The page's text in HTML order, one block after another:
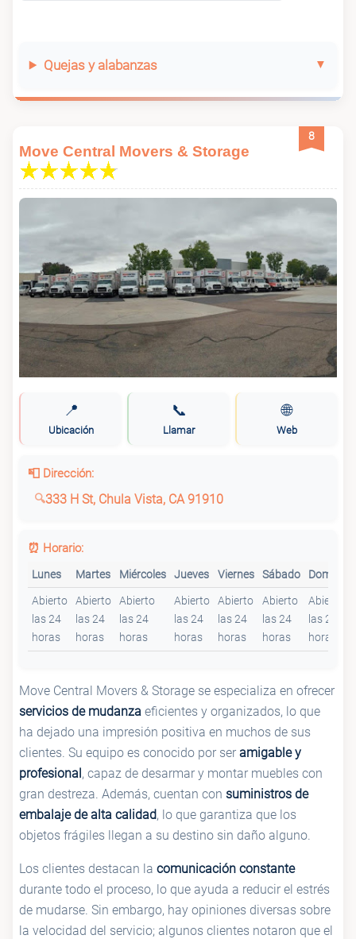
Quejas y alabanzas
8
Move Central Movers & Storage
📍
Ubicación
📞
Llamar
🌐
Web
📮 Dirección:
333 H St, Chula Vista, CA 91910
⏰ Horario:
Lunes Martes Miércoles Jueves Viernes Sábado Domingo
Abierto
las 24
horas
Abierto
las 24
horas
Abierto
las 24
horas
Abierto
las 24
horas
Abierto
las 24
horas
Abierto
las 24
horas
Abierto
las 24
horas
Move Central Movers & Storage se especializa en ofrecer
servicios de mudanza eficientes y organizados, lo que
ha dejado una impresión positiva en muchos de sus
clientes. Su equipo es conocido por ser amigable y
profesional, capaz de desarmar y montar muebles con
gran destreza. Además, cuentan con suministros de
embalaje de alta calidad, lo que garantiza que los
objetos frágiles llegan a su destino sin daño alguno.
Los clientes destacan la comunicación constante
durante todo el proceso, lo que ayuda a reducir el estrés
de mudarse. Sin embargo, hay opiniones diversas sobre
la velocidad del servicio; algunos clientes notaron que el